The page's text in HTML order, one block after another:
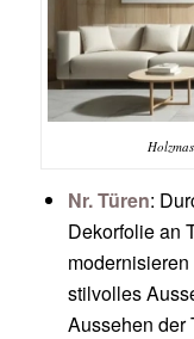
Nr. Türen:
Dekorfolie an
stilvolles
Aussehen der